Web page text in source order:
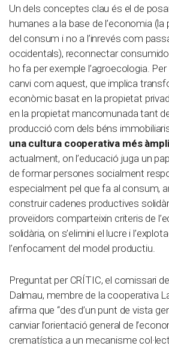
Un dels conceptes clau és el de
humanes a la base de l’economia
del consum i no a l’inrevés com
occidentals), reconnectar
ho fa per exemple l’agroecologia.
canvi com aquest, que implica
econòmic basat en la propietat
en la propietat mancomunada tant
producció com dels béns
una cultura cooperativa més
actualment, on l’educació juga un
de formar persones socialment
especialment pel que fa al consum,
construir cadenes productives
proveïdors comparteixin criteris de
solidària, on s’elimini el lucre i
l’enfocament del model productiu.
Preguntat per CRÍTIC, el comissari
Dalmau, membre de la cooperativa
afirma que “des d’un punt de vista
canviar l’orientació general de
crematística a un mecanisme